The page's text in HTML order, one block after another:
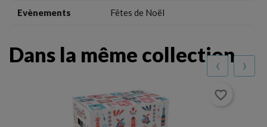
Evènements Fêtes de Noël
Dans la même collection
favorite_border
‹ ›